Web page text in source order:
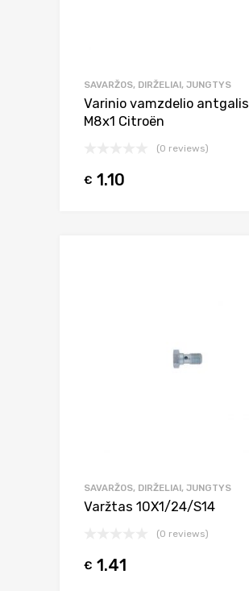
SAVARŽOS, DIRŽELIAI, JUNGTYS
Varinio vamzdelio antgalis
M8x1 Citroën
(0 reviews)
€ 1.10
SAVARŽOS, DIRŽELIAI, JUNGTYS
Varžtas 10X1/24/S14
(0 reviews)
€ 1.41